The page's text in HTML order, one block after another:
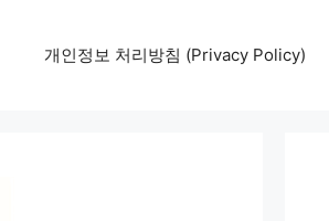
개인정보 처리방침 (Privacy Policy)